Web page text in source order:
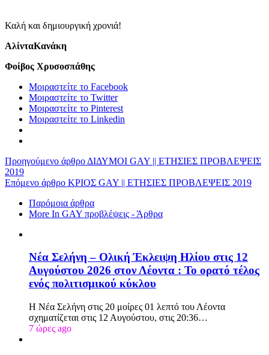
Καλή και δημιουργική χρονιά!
ΑλίνταΚανάκη
Φοίβος Χρυσοσπάθης
Μοιραστείτε το Facebook
Μοιραστείτε το Twitter
Μοιραστείτε το Pinterest
Μοιραστείτε το Linkedin
Προηγούμενο άρθρο ΔΙΔΥΜΟΙ GAY || ΕΤΗΣΙΕΣ ΠΡΟΒΛΕΨΕΙΣ
2019
Επόμενο άρθρο ΚΡΙΟΣ GAY || ΕΤΗΣΙΕΣ ΠΡΟΒΛΕΨΕΙΣ 2019
Παρόμοια άρθρα
More In GAY προβλέψεις - Άρθρα
Νέα Σελήνη – Ολική Έκλειψη Ηλίου στις 12
Αυγούστου 2026 στον Λέοντα : Το ορατό τέλος
ενός πολιτισμικού κύκλου
Η Νέα Σελήνη στις 20 μοίρες 01 λεπτό του Λέοντα
σχηματίζεται στις 12 Αυγούστου, στις 20:36…
7 ώρες ago